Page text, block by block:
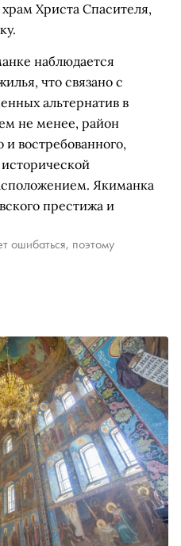
Христа Спасителя,
наблюдается
что связано с
альтернатив в
не менее, район
и востребованного,
Якиманка
престижа и
ошибаться, поэтому